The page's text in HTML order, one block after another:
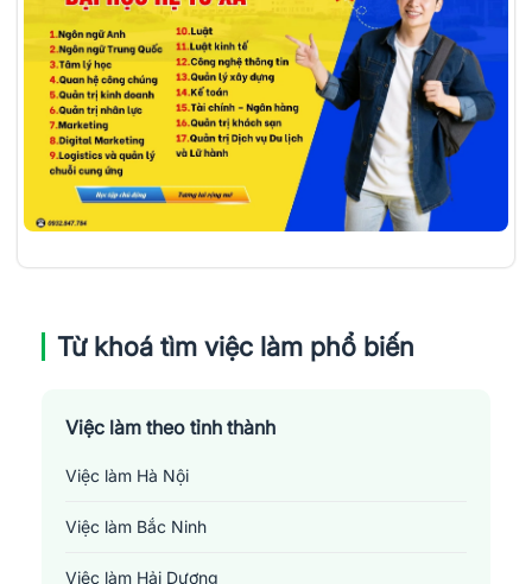
Từ khoá tìm việc làm phổ biến
Việc làm theo tỉnh thành
Việc làm Hà Nội
Việc làm Bắc Ninh
Việc làm Hải Dương